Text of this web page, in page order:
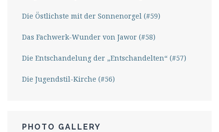
Die Östlichste mit der Sonnenorgel (#59)
Das Fachwerk-Wunder von Jawor (#58)
Die Entschandelung der „Entschandelten“ (#57)
Die Jugendstil-Kirche (#56)
PHOTO GALLERY